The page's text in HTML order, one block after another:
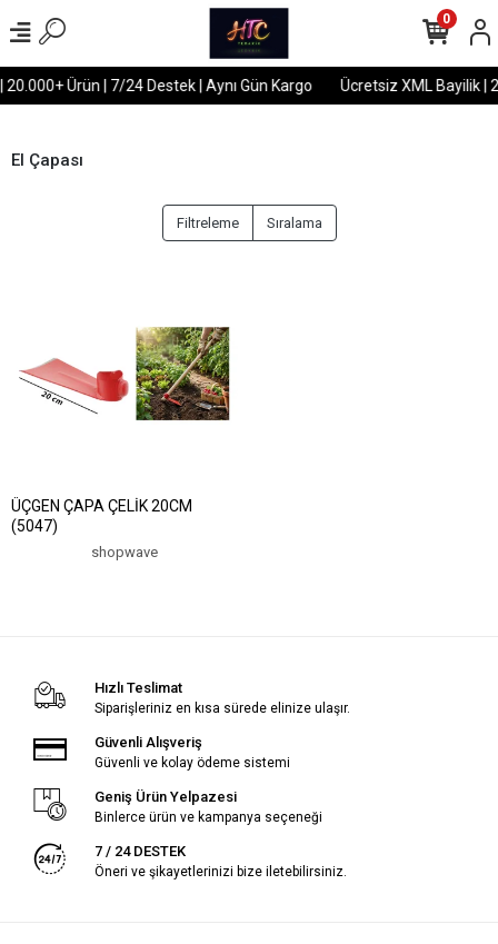
Ürün | 7/24 Destek | Aynı Gün Kargo Ücretsiz XML Bayilik |
0
El Çapası
Filtreleme Sıralama
ÜÇGEN ÇAPA ÇELİK 20CM
(5047)
shopwave
Hızlı Teslimat
Siparişleriniz en kısa sürede elinize ulaşır.
Güvenli Alışveriş
Güvenli ve kolay ödeme sistemi
Geniş Ürün Yelpazesi
Binlerce ürün ve kampanya seçeneği
7 / 24 DESTEK
Öneri ve şikayetlerinizi bize iletebilirsiniz.